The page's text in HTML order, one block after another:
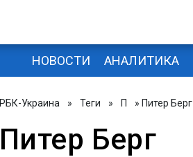
НОВОСТИ АНАЛИТИКА
РБК-Украина » Теги » П » Питер Берг
Питер Берг